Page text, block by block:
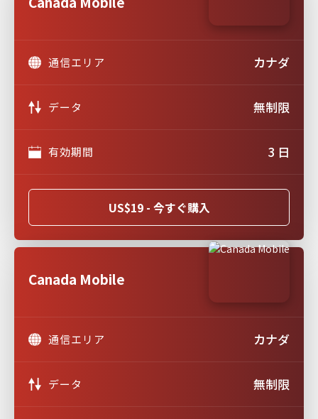
通信エリア カナダ
データ 無制限
有効期間 3 日
US$19 - 今すぐ購入
Canada Mobile
通信エリア カナダ
データ 無制限